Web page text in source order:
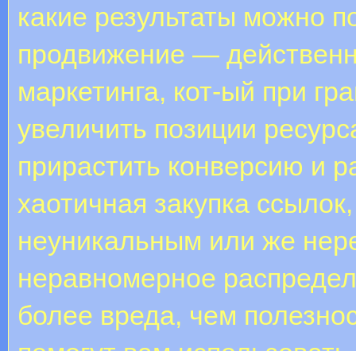
какие результаты можно
продвижение —
маркетинга, кот-ый при
увеличить позиции
прирастить конверсию и
хаотичная закупка
неуникальным или же
неравномерное
более вреда, чем